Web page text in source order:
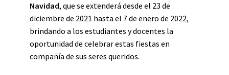
Navidad, que se extenderá desde el 23 de
diciembre de 2021 hasta el 7 de enero de 2022,
brindando a los estudiantes y docentes la
oportunidad de celebrar estas fiestas en
compañía de sus seres queridos.